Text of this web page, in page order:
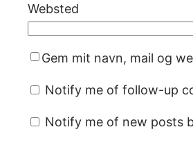
Websted
Gem mit navn, mail og
Notify me of follow-up
Notify me of new posts